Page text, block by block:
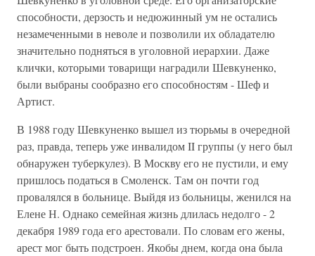
способности, дерзость и недюжинный ум не остались
незамеченными в неволе и позволили их обладателю
значительно подняться в уголовной иерархии. Даже
клички, которыми товарищи наградили Шевкуненко,
были выбраны сообразно его способностям - Шеф и
Артист.
В 1988 году Шевкуненко вышел из тюрьмы в очередной
раз, правда, теперь уже инвалидом II группы (у него был
обнаружен туберкулез). В Москву его не пустили, и ему
пришлось податься в Смоленск. Там он почти год
провалялся в больнице. Выйдя из больницы, женился на
Елене Н. Однако семейная жизнь длилась недолго - 2
декабря 1989 года его арестовали. По словам его жены,
арест мог быть подстроен. Якобы днем, когда она была